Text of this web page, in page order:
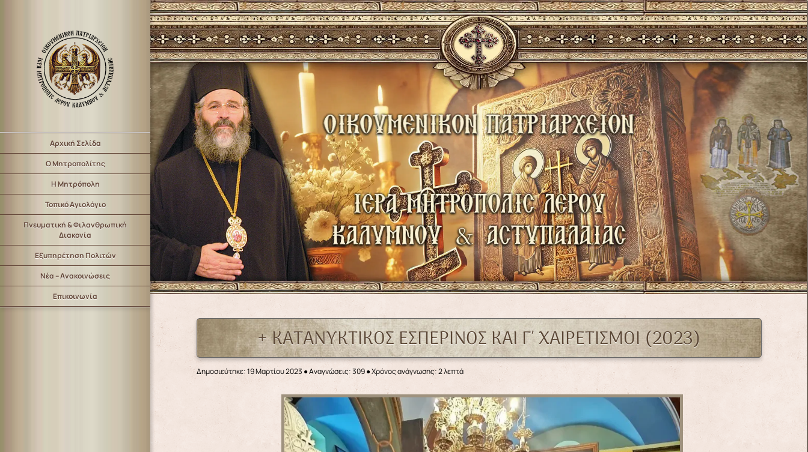
Αρχική Σελίδα
Ο Μητροπολίτης
Η Μητρόπολη
Τοπικό Αγιολόγιο
Πνευματική & Φιλανθρωπική
Διακονία
Εξυπηρέτηση Πολιτών
Νέα – Ανακοινώσεις
Επικοινωνία
+ ΚΑΤΑΝΥΚΤΙΚΟΣ ΕΣΠΕΡΙΝΟΣ ΚΑΙ Γ΄ ΧΑΙΡΕΤΙΣΜΟΙ (2023)
Δημοσιεύτηκε: 19 Μαρτίου 2023 ●Αναγνώσεις: 309● Χρόνος ανάγνωσης: 2 λεπτά